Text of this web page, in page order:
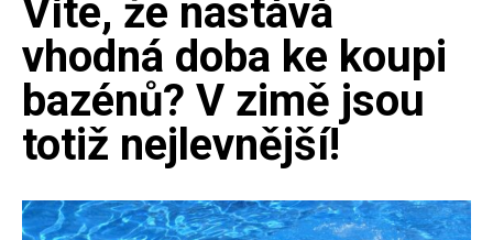
Víte, že nastává
vhodná doba ke koupi
bazénů? V zimě jsou
totiž nejlevnější!